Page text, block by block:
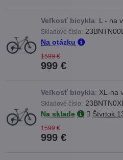
Veľkosť bicykla: L - na
Skladové číslo:
Na otázku
1599 €
999 €
Veľkosť bicykla: XL-na
Skladové číslo:
Na sklade
Štvrtok
1599 €
999 €